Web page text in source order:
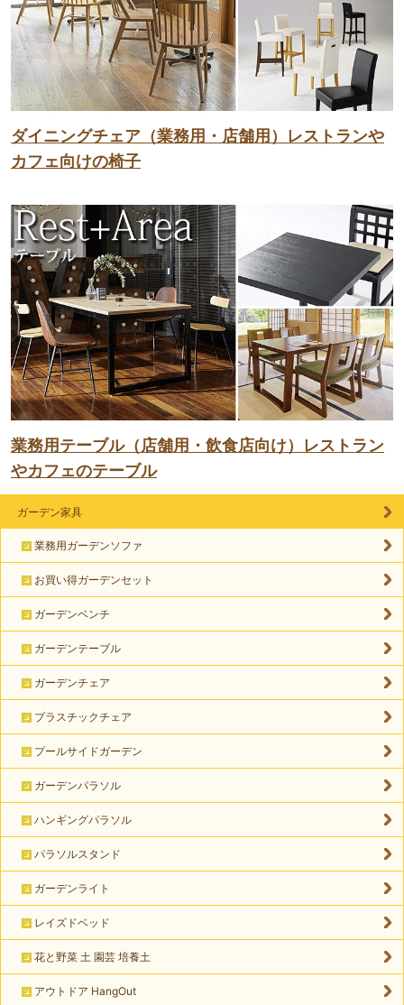
ダイニングチェア（業務用・店舗用）レストランや
カフェ向けの椅子
業務用テーブル（店舗用・飲食店向け）レストラン
やカフェのテーブル
ガーデン家具
業務用ガーデンソファ
お買い得ガーデンセット
ガーデンベンチ
ガーデンテーブル
ガーデンチェア
プラスチックチェア
プールサイドガーデン
ガーデンパラソル
ハンギングパラソル
パラソルスタンド
ガーデンライト
レイズドベッド
花と野菜 土 園芸 培養土
アウトドア HangOut